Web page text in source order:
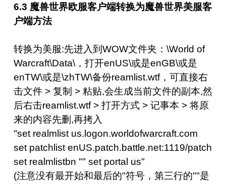
6.3 魔兽世界欧服客户端转换为魔兽世界美服客
户端方法
转换为美服:先进入到WOW文件夹：\World of
Warcraft\Data\，打开enUS\或是enGB\或是
enTW\或是\zhTW\备份reamlist.wtf，可直接右
击文件 > 复制 > 粘贴,会生成当前文件的副本,然
后右击reamlist.wtf > 打开方式 > 记事本 > 将原
来的内容先删,再拷入
"set realmlist us.logon.worldofwarcraft.com
set patchlist enUS.patch.battle.net:1119/patch
set realmlistbn "" set portal us"
(注意没有最开始和最后的"符号，第三行的""是